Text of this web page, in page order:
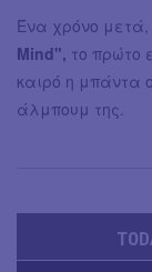
Ένα χρόνο μετά,
Mind", το πρώτο
καιρό η μπάντα
άλμπουμ της.